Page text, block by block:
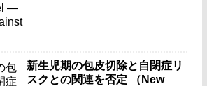
新生児期の包皮切除と自閉症リ
スクとの関連を否定 （New